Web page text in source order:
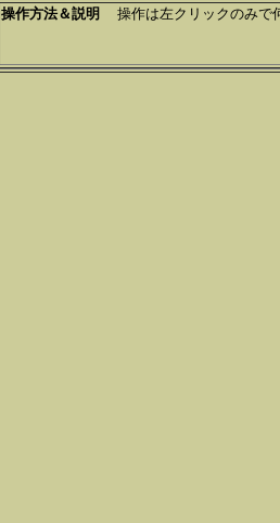
操作方法＆説明 操作は左クリックのみで